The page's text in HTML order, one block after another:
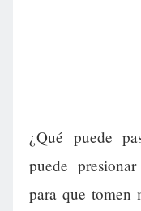
¿Qué puede
puede
para que tomen